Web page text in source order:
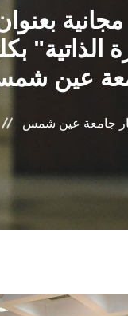
الذاتية"
عين
جامعة عين شمس